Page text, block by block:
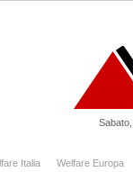
Sabato,
Italia Welfare Europa